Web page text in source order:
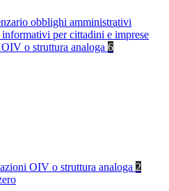
obblighi amministrativi
per cittadini e imprese
o struttura analoga 6
OIV o struttura analoga 2